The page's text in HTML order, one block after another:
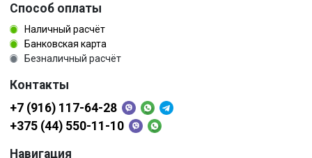
Способ оплаты
Наличный расчёт
Банковская карта
Безналичный расчёт
Контакты
+7 (916) 117-64-28
+375 (44) 550-11-10
Навигация